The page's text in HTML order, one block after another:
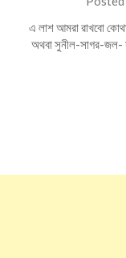
এ লাশ আমরা রাখবো
অথবা সুনীল-সাগর-জল-